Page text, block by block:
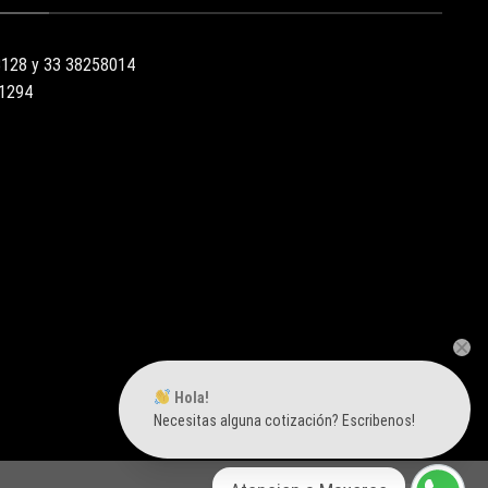
y 33 38258014
Hola!
Necesitas alguna cotización? Escribenos!